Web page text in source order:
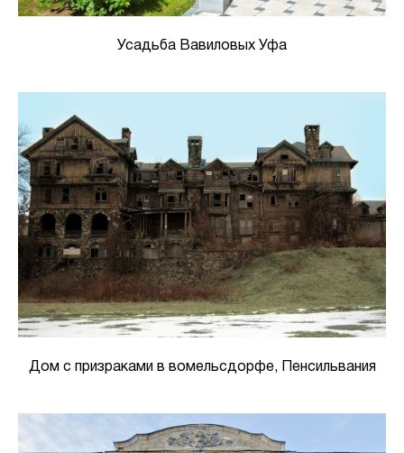
Усадьба Вавиловых Уфа
Дом с призраками в вомельсдорфе, Пенсильвания